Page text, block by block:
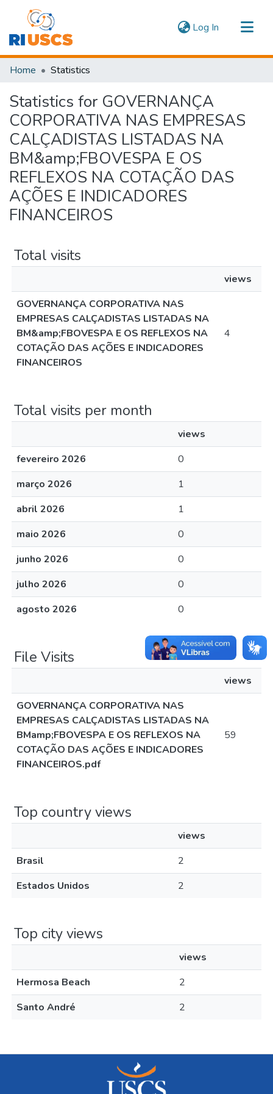
Log In (current)
Communities & Collections
Home Statistics
Statistics for GOVERNANÇA
CORPORATIVA NAS EMPRESAS
CALÇADISTAS LISTADAS NA
BM&amp;FBOVESPA E OS
REFLEXOS NA COTAÇÃO DAS
AÇÕES E INDICADORES
FINANCEIROS
Total visits
views
GOVERNANÇA CORPORATIVA NAS
EMPRESAS CALÇADISTAS LISTADAS NA
BM&amp;FBOVESPA E OS REFLEXOS NA
COTAÇÃO DAS AÇÕES E INDICADORES
FINANCEIROS
4
Total visits per month
views
fevereiro 2026
0
março 2026
1
abril 2026
1
maio 2026
0
junho 2026
0
julho 2026
0
agosto 2026
0
File Visits
views
GOVERNANÇA CORPORATIVA NAS
EMPRESAS CALÇADISTAS LISTADAS NA
BMamp;FBOVESPA E OS REFLEXOS NA
COTAÇÃO DAS AÇÕES E INDICADORES
FINANCEIROS.pdf
59
Top country views
views
Brasil
2
Estados Unidos
2
Top city views
views
Hermosa Beach
2
Santo André
2